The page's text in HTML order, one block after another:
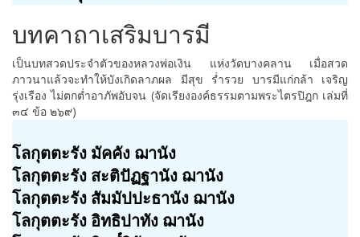
บทคาถาเสริมบารมี
เป็นบทสวดประจำตัวของหลวงพ่อเงิน แห่งวัดบางคลาน เมื่อสวด
ภาวนาแล้วจะทำให้บังเกิดลาภผล มีสุข ร่ำรวย บารมีแก่กล้า เจริญ
รุ่งเรือง ไม่ตกต่ำอาภัพอับจน (จัดเรียงองค์ธรรมตามพระไตรปิฎก เล่มที่
๓๔ ข้อ ๒๖๙)
โลกุตตะรัง มัคคัง ฌานัง
โลกุตตะรัง สะติปัฏฐานัง ฌานัง
โลกุตตะรัง สัมมัปปะธานัง ฌานัง
โลกุตตะรัง อิทธิปาทัง ฌานัง